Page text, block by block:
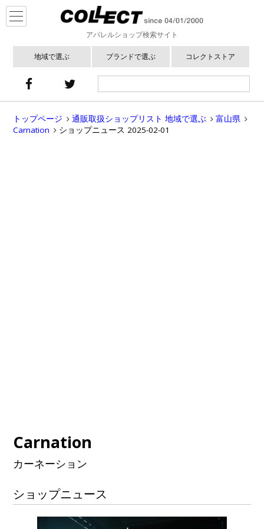
アパレルショップ検索サイト
地域で選ぶ ブランドで選ぶ コレクトストア
トップページ 通販取扱ショップリスト 地域で選ぶ
富山県
Carnation
ショップニュース 2025-02-01
Carnation
カーネーション
ショップニュース